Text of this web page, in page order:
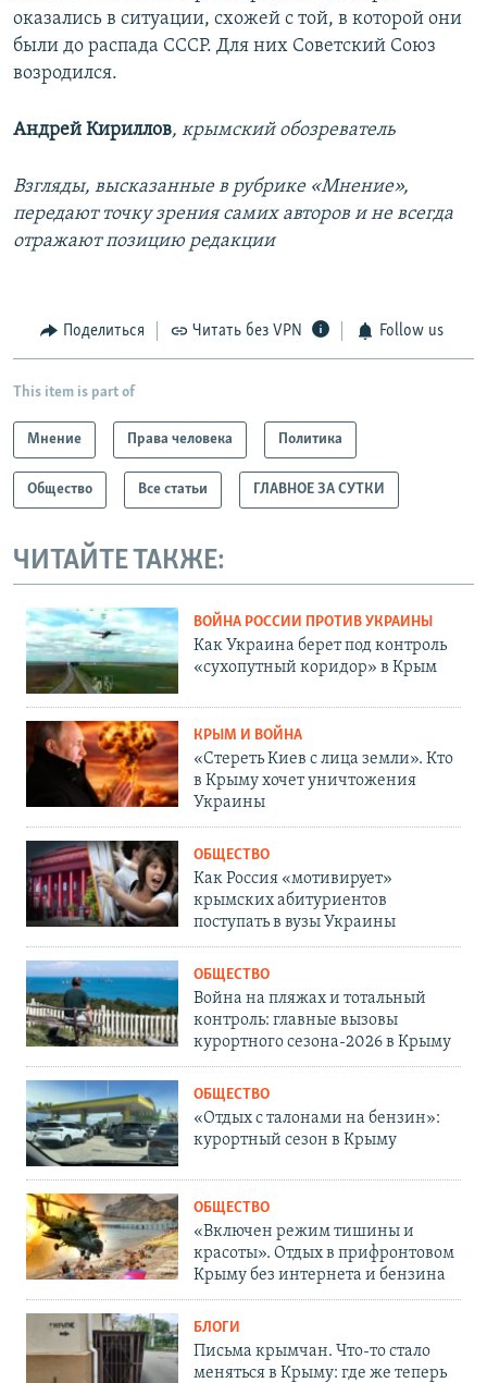
оказались в ситуации, схожей с той, в которой они
были до распада СССР. Для них Советский Союз
возродился.
Андрей Кириллов, крымский обозреватель
Взгляды, высказанные в рубрике «Мнение»,
передают точку зрения самих авторов и не всегда
отражают позицию редакции
Поделиться Читать без VPN Follow us
This item is part of
Мнение Права человека Политика
Общество Все статьи ГЛАВНОЕ ЗА СУТКИ
ЧИТАЙТЕ ТАКЖЕ:
ВОЙНА РОССИИ ПРОТИВ УКРАИНЫ
Как Украина берет под контроль
«сухопутный коридор» в Крым
КРЫМ И ВОЙНА
«Стереть Киев с лица земли». Кто
в Крыму хочет уничтожения
Украины
ОБЩЕСТВО
Как Россия «мотивирует»
крымских абитуриентов
поступать в вузы Украины
ОБЩЕСТВО
Война на пляжах и тотальный
контроль: главные вызовы
курортного сезона-2026 в Крыму
ОБЩЕСТВО
«Отдых с талонами на бензин»:
курортный сезон в Крыму
ОБЩЕСТВО
«Включен режим тишины и
красоты». Отдых в прифронтовом
Крыму без интернета и бензина
БЛОГИ
Письма крымчан. Что-то стало
меняться в Крыму: где же теперь